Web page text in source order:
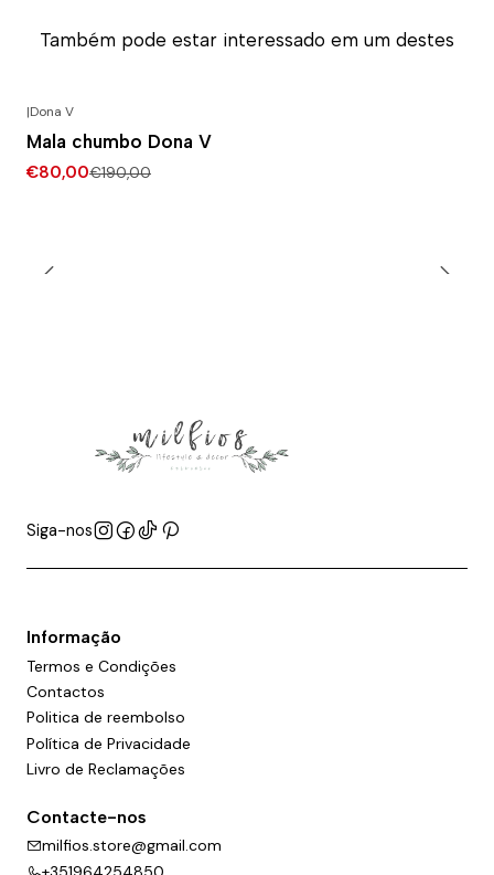
Também pode estar interessado em um destes
|Dona V
Mala chumbo Dona V
€80,00€190,00
Siga-nos
Informação
Termos e Condições
Contactos
Politica de reembolso
Política de Privacidade
Livro de Reclamações
Contacte-nos
milfios.store@gmail.com